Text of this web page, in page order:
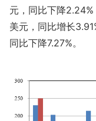
元，同比下降
美元，同比增长
同比下降7.27%。